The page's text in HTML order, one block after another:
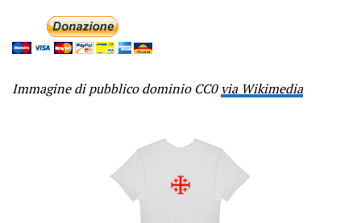
Immagine di pubblico dominio CC0via Wikimedia